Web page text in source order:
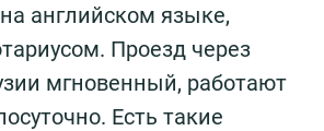
английском языке,
Проезд через
мгновенный, работают
Есть такие